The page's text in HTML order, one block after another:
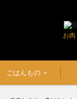
お
ごはんもの